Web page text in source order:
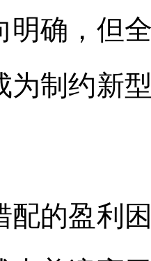
明确，但
为制约新
配的盈利